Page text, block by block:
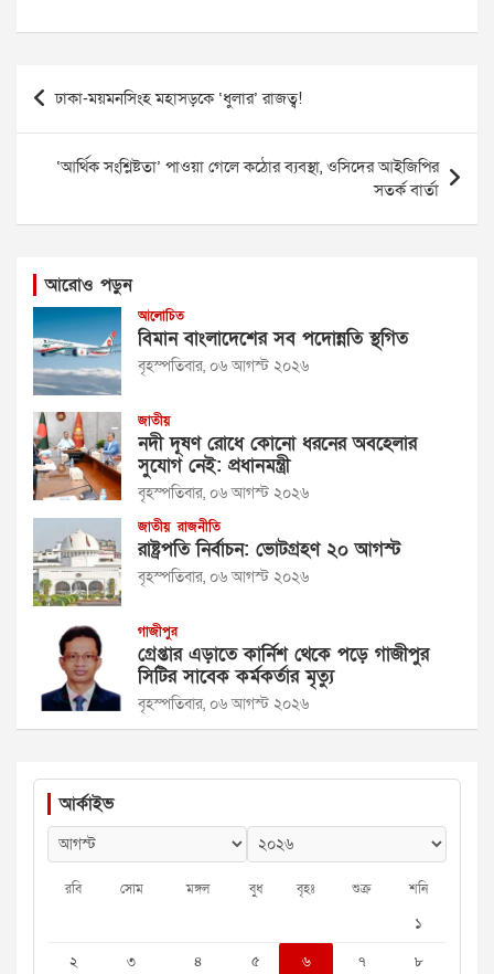
Post
navigation
ঢাকা-ময়মনসিংহ মহাসড়কে ‘ধুলার’ রাজত্ব!
‘আর্থিক সংশ্লিষ্টতা’ পাওয়া গেলে কঠোর ব্যবস্থা, ওসিদের আইজিপির
সতর্ক বার্তা
আরোও পড়ুন
আলোচিত
বিমান বাংলাদেশের সব পদোন্নতি স্থগিত
বৃহস্পতিবার, ০৬ আগস্ট ২০২৬
জাতীয়
নদী দূষণ রোধে কোনো ধরনের অবহেলার
সুযোগ নেই: প্রধানমন্ত্রী
বৃহস্পতিবার, ০৬ আগস্ট ২০২৬
জাতীয় রাজনীতি
রাষ্ট্রপতি নির্বাচন: ভোটগ্রহণ ২০ আগস্ট
বৃহস্পতিবার, ০৬ আগস্ট ২০২৬
গাজীপুর
গ্রেপ্তার এড়াতে কার্নিশ থেকে পড়ে গাজীপুর
সিটির সাবেক কর্মকর্তার মৃত্যু
বৃহস্পতিবার, ০৬ আগস্ট ২০২৬
আর্কাইভ
রবি সোম মঙ্গল বুধ বৃহঃ শুক্র শনি
১
২
৩ ৪ ৫ ৬ ৭ ৮